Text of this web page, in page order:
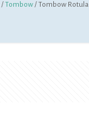
/Tombow/ Tombow